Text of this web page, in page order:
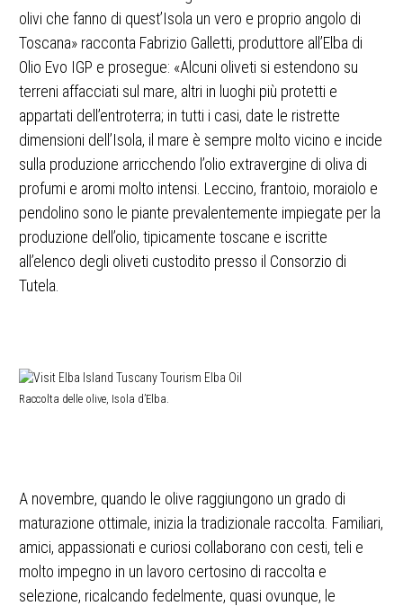
olivi che fanno di quest’Isola un vero e proprio angolo di
Toscana» racconta Fabrizio Galletti, produttore all’Elba di
Olio Evo IGP e prosegue: «Alcuni oliveti si estendono su
terreni affacciati sul mare, altri in luoghi più protetti e
appartati dell’entroterra; in tutti i casi, date le ristrette
dimensioni dell’Isola, il mare è sempre molto vicino e incide
sulla produzione arricchendo l’olio extravergine di oliva di
profumi e aromi molto intensi. Leccino, frantoio, moraiolo e
pendolino sono le piante prevalentemente impiegate per la
produzione dell’olio, tipicamente toscane e iscritte
all’elenco degli oliveti custodito presso il Consorzio di
Tutela.
Raccolta delle olive, Isola d’Elba.
A novembre, quando le olive raggiungono un grado di
maturazione ottimale, inizia la tradizionale raccolta. Familiari,
amici, appassionati e curiosi collaborano con cesti, teli e
molto impegno in un lavoro certosino di raccolta e
selezione, ricalcando fedelmente, quasi ovunque, le